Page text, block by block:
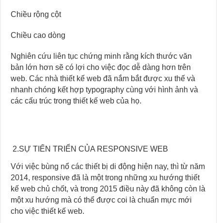
Chiều rộng cột
Chiều cao dòng
Nghiên cứu liên tục chứng minh rằng kích thước văn
bản lớn hơn sẽ có lợi cho việc đọc dễ dàng hơn trên
web. Các nhà thiết kế web đã nắm bắt được xu thế và
nhanh chóng kết hợp typography cùng với hình ảnh và
các cấu trúc trong thiết kế web của họ.
2.SỰ TIẾN TRIỂN CỦA RESPONSIVE WEB
Với việc bùng nổ các thiết bị di động hiện nay, thì từ năm
2014, responsive đã là một trong những xu hướng thiết
kế web chủ chốt, và trong 2015 điều này đã không còn là
một xu hướng mà có thể được coi là chuẩn mực mới
cho việc thiết kế web.